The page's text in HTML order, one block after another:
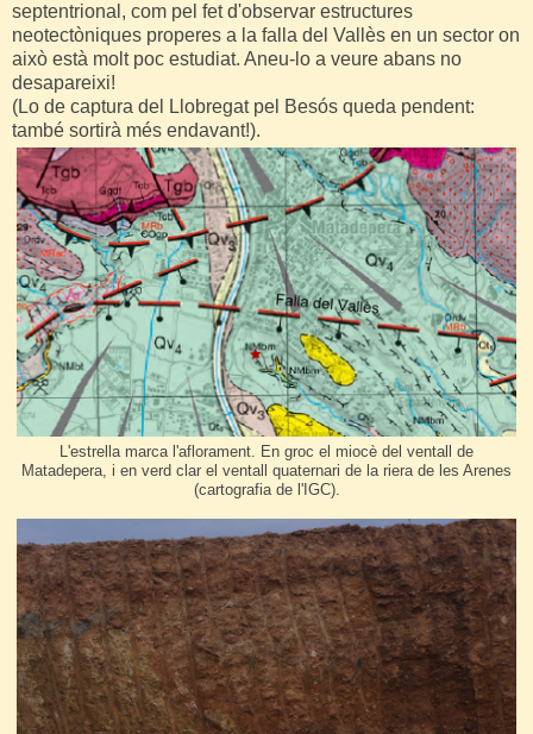
septentrional, com pel fet d'observar estructures
neotectòniques properes a la falla del Vallès en un sector on
això està molt poc estudiat. Aneu-lo a veure abans no
desapareixi!
(Lo de captura del Llobregat pel Besós queda pendent:
també sortirà més endavant!).
L'estrella marca l'aflorament. En groc el miocè del ventall de
Matadepera, i en verd clar el ventall quaternari de la riera de les Arenes
(cartografia de l'IGC).